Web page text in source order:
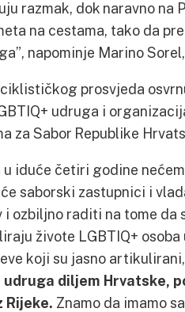
razmak, dok naravno na
na cestama, tako da
napominje Marino
prosvjeda
udruga i
za Sabor Republike
u iduće četiri godine
saborski zastupnici i
ozbiljno raditi na tome da
živote LGBTIQ+ osoba
koji su jasno
udruga diljem Hrvatske,
Rijeke. Znamo da imamo